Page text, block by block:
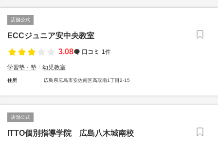
店舗公式
ECCジュニア安中央教室
3.08
口コミ 1件
学習塾・塾 幼児教室
住所 広島県広島市安佐南区高取南1丁目2-15
店舗公式
ITTO個別指導学院 広島八木城南校